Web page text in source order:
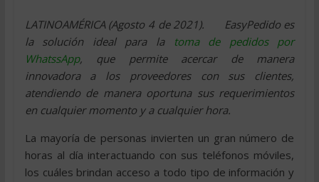
LATINOAMÉRICA (Agosto 4 de 2021). EasyPedido es
la solución ideal para la
toma de pedidos por
WhatssApp, que permite acercar de manera
innovadora a los proveedores con sus clientes,
atendiendo de manera oportuna sus requerimientos
en cualquier momento y a cualquier hora.
La mayoría de personas invierten un gran número de
horas al día interactuando con sus teléfonos móviles,
los cuáles brindan acceso a todo tipo de información y